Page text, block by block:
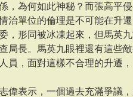
，為何如此神秘？而張高平
治單位的倫理是不可能在升
，形同被冰凍起來，但馬英
局長。馬英九眼裡還有這些
員，面對這樣不合理的升遷
偉表示，一個過去充滿爭議